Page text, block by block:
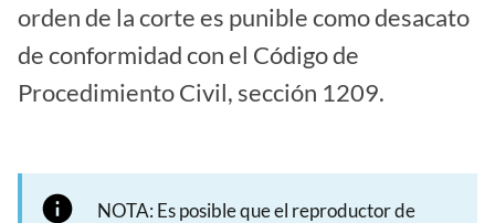
orden de la corte es punible como desacato
de conformidad con el Código de
Procedimiento Civil, sección 1209.
NOTA: Es posible que el reproductor de